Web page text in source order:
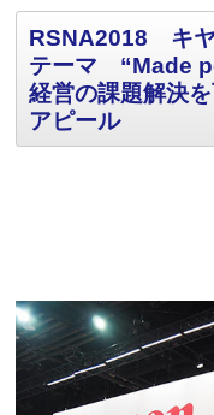
RSNA2018 キヤ
テーマ “Made
経営の課題解決
アピール